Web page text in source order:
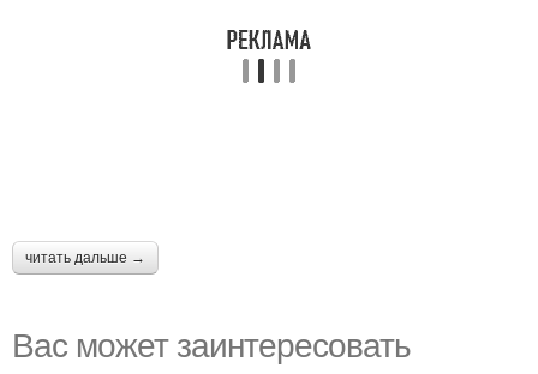
читать дальше →
Вас может заинтересовать